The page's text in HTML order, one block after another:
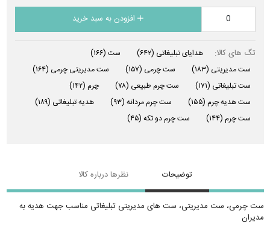
افزودن به سبد خرید
تگ های کالا: هدایای تبلیغاتی (۶۴۲) ست (۱۶۶)
ست مدیریتی (۱۸۳) ست چرمی (۱۵۷) ست مدیریتی چرمی (۱۶۴)
ست تبلیغاتی (۱۷۱) ست چرم طبیعی (۷۸) چرم (۱۴۲)
ست هدیه چرم (۱۵۵) ست چرم مردانه (۹۳) هدیه تبلیغاتی (۱۸۹)
ست چرم (۱۴۴) ست چرم دو تکه (۴۵)
توضیحات نظرها درباره کالا
ست چرمی، ست مدیریتی، ست های مدیریتی تبلیغاتی مناسب جهت هدیه به
مدیران